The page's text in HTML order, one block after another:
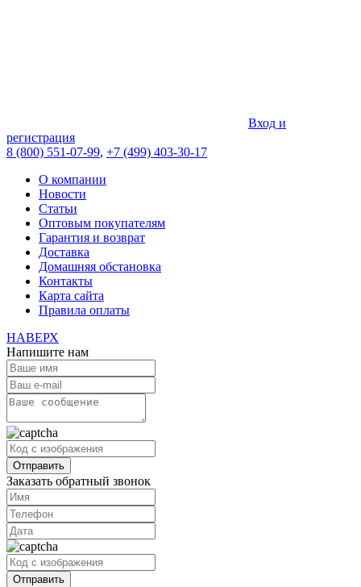
Вход и
регистрация
8 (800) 551-07-99, +7 (499) 403-30-17
О компании
Новости
Статьи
Оптовым покупателям
Гарантия и возврат
Доставка
Домашняя обстановка
Контакты
Карта сайта
Правила оплаты
НАВЕРХ
Напишите нам
Заказать обратный звонок